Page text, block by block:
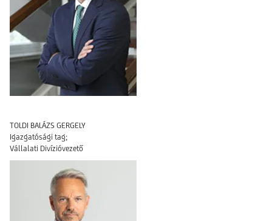
TOLDI BALÁZS GERGELY
Igazgatósági tag;
Vállalati Divízióvezető